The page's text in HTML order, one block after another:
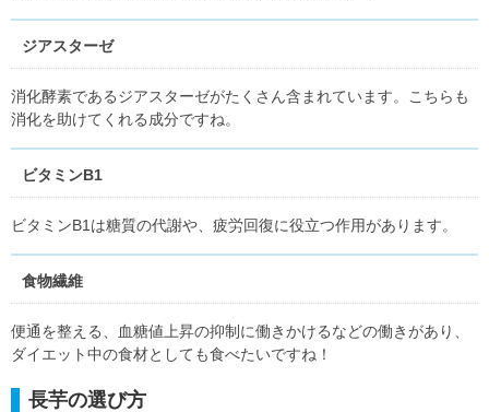
ジアスターゼ
消化酵素であるジアスターゼがたくさん含まれています。こちらも
消化を助けてくれる成分ですね。
ビタミンB1
ビタミンB1は糖質の代謝や、疲労回復に役立つ作用があります。
食物繊維
便通を整える、血糖値上昇の抑制に働きかけるなどの働きがあり、
ダイエット中の食材としても食べたいですね！
長芋の選び方